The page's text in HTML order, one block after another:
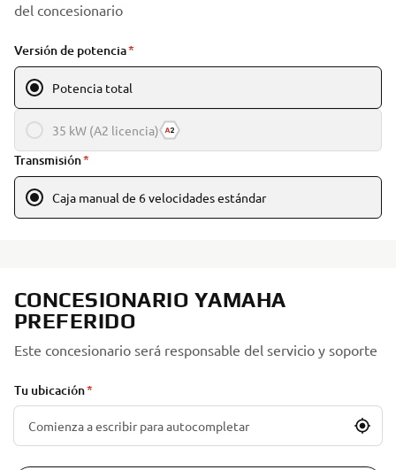
del concesionario
Versión de potencia
Potencia total
35 kW (A2 licencia)
Transmisión
Caja manual de 6 velocidades estándar
CONCESIONARIO YAMAHA
PREFERIDO
Este concesionario será responsable del servicio y soporte
Tu ubicación